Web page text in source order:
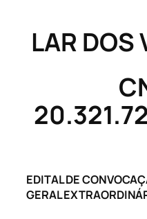
LAR DOS
EDITAL DE
GERAL